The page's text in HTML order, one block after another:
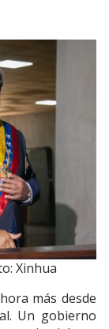
Xinhua
más desde
Un gobierno